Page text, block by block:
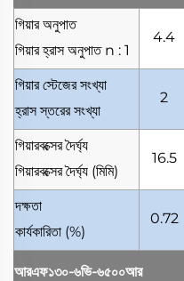
গিয়ার অনুপাত
গিয়ার হ্রাস অনুপাত n : 1
4.4
গিয়ার স্টেজের সংখ্যা
হ্রাস স্তরের সংখ্যা
2
গিয়ারবক্সের দৈর্ঘ্য
গিয়ারবক্সের দৈর্ঘ্য (মিমি)
16.5
দক্ষতা
কার্যকারিতা (%)
0.72
আরএফ১৩০-৬ভি-৬৫০০আর